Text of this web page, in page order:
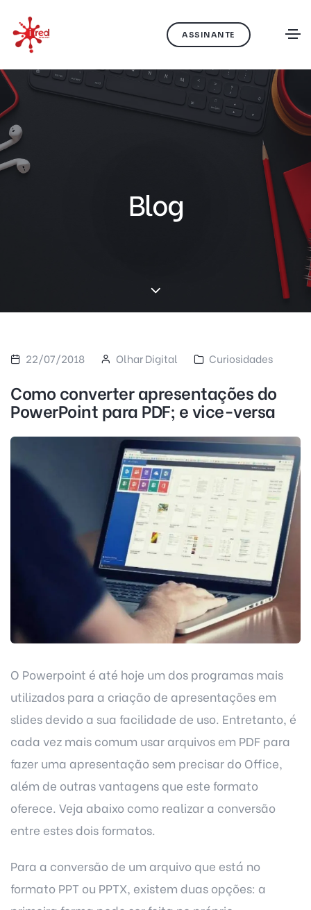
ASSINANTE
Blog
22/07/2018 Olhar Digital Curiosidades
Como converter apresentações do
PowerPoint para PDF; e vice-versa
O Powerpoint é até hoje um dos programas mais
utilizados para a criação de apresentações em
slides devido a sua facilidade de uso. Entretanto, é
cada vez mais comum usar arquivos em PDF para
fazer uma apresentação sem precisar do Office,
além de outras vantagens que este formato
oferece. Veja abaixo como realizar a conversão
entre estes dois formatos.
Para a conversão de um arquivo que está no
formato PPT ou PPTX, existem duas opções: a